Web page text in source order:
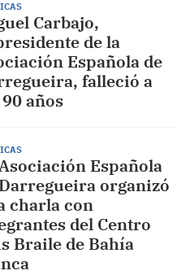
Carbajo,
de la
Española de
falleció a
años
Española
organizó
charla con
del Centro
Braile de Bahía